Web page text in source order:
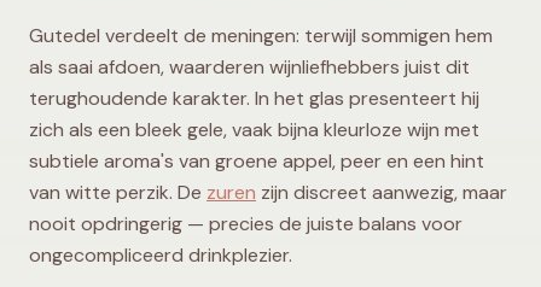
Gutedel verdeelt de meningen: terwijl sommigen hem
als saai afdoen, waarderen wijnliefhebbers juist dit
terughoudende karakter. In het glas presenteert hij
zich als een bleek gele, vaak bijna kleurloze wijn met
subtiele aroma's van groene appel, peer en een hint
van witte perzik. De zuren zijn discreet aanwezig, maar
nooit opdringerig — precies de juiste balans voor
ongecompliceerd drinkplezier.